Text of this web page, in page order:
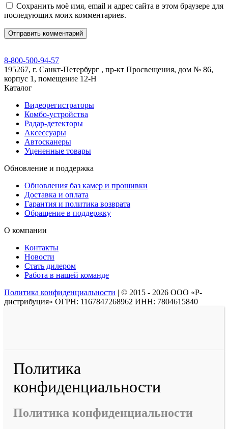
Сохранить моё имя, email и адрес сайта в этом браузере для
последующих моих комментариев.
8-800-500-94-57
195267, г. Санкт-Петербург , пр-кт Просвещения, дом № 86,
корпус 1, помещение 12-Н
Каталог
Видеорегистраторы
Комбо-устройства
Радар-детекторы
Аксессуары
Автосканеры
Уцененные товары
Обновление и поддержка
Обновления баз камер и прошивки
Доставка и оплата
Гарантия и политика возврата
Обращение в поддержку
О компании
Контакты
Новости
Стать дилером
Работа в нашей команде
Политика конфиденциальности | © 2015 - 2026 ООО «Р-
дистрибуция» ОГРН: 1167847268962 ИНН: 7804615840
Политика
конфиденциальности
Политика конфиденциальности